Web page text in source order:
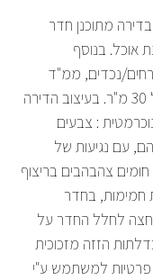
מתוכנן חדר
אוכל. בנוסף
נכדים, ממ"ד
המשמש חדר עבודה, וחדר מאסטר בגודל 30 מ"ר. בעיצוב הדירה
: צבעים
עם נגיעות של
צהבהבים בריצוף
חמימות, בחדר
לחלל החדר על
הזזה מזכוכית
למשתמש ע"י